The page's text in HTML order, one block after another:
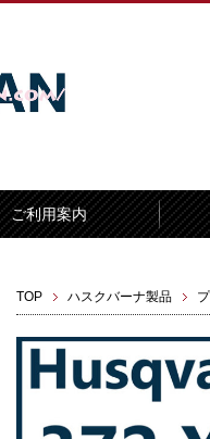
ご利用案内
TOP ハスクバーナ製品